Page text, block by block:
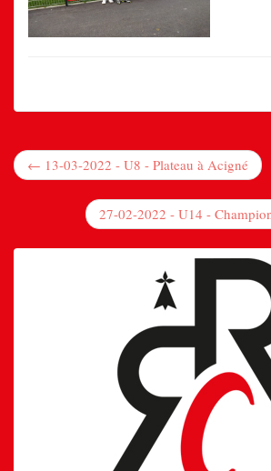
← 13-03-2022 - U8 - Plateau à Acigné
27-02-2022 - U14 -